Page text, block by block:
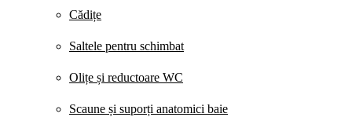
Cădițe
Saltele pentru schimbat
Olițe și reductoare WC
Scaune și suporți anatomici baie